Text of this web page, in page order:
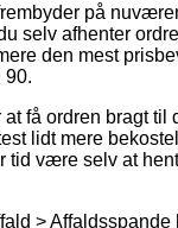
på
selv afhenter
den mest
90.
få ordren bragt
lidt mere
tid være selv at
>